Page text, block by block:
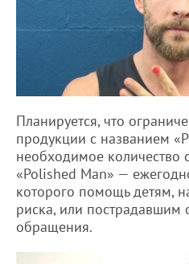
Планируется, что
продукции с названием
необходимое количество
«Polished Man» —
которого помощь детям,
риска, или пострадавшим
обращения.